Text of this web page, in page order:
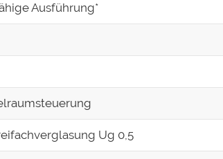
Ausführung*
Ug 0,5